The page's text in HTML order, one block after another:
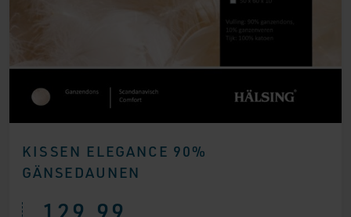
KISSEN ELEGANCE 90%
GÄNSEDAUNEN